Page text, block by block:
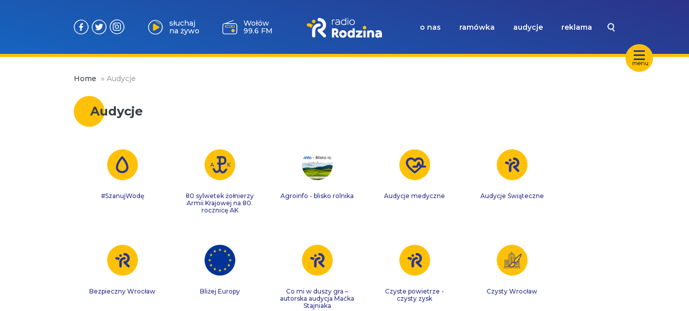
menu
słuchaj
na żywo
Wołów
99.6 FM
o nas ramówka audycje reklama
Home » Audycje
Audycje
#SzanujWodę
80 sylwetek żołnierzy
Armii Krajowej na 80.
rocznicę AK
Agroinfo - blisko rolnika Audycje medyczne Audycje Świąteczne
Bezpieczny Wrocław Bliżej Europy
Co mi w duszy gra –
autorska audycja Maćka
Stajniaka
Czyste powietrze -
czysty zysk
Czysty Wrocław